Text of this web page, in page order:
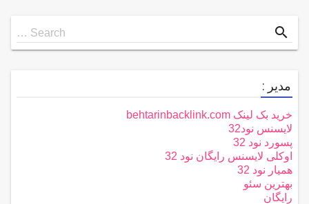
Search
for
Search … search
مدیر :
خرید بک لینک behtarinbacklink.com
لایسنس نود32
پسورد نود 32
اوکلی لایسنس رایگان نود 32
همیار نود 32
بهترین سئو
رایگان